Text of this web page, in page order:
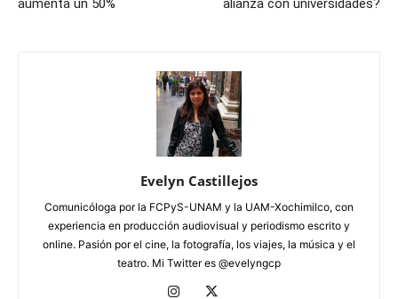
aumenta un 50% alianza con universidades?
Evelyn Castillejos
Comunicóloga por la FCPyS-UNAM y la UAM-Xochimilco, con
experiencia en producción audiovisual y periodismo escrito y
online. Pasión por el cine, la fotografía, los viajes, la música y el
teatro. Mi Twitter es @evelyngcp